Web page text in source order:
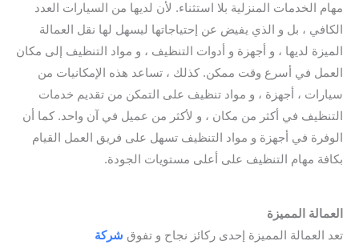
مهام الخدمات المنزلية بلا استثناء. لأن لديها من السيارات العدد
الكافي ، بل و الذي يفيض عن إحتياجاتها ليسهل لها نقل العمالة
الميزة لديها ، و أجهزة و أدوات التنظيف ، و مواد التنظيف إلى مكان
العمل في أسرع وقت ممكن. كذلك ، تساعد هذه الإمكانيات من
سيارات ، أجهزة ، و مواد تنظيف على التمكن من تقديم خدمات
التنظيف في أكثر من مكان ، و لأكثر من عميل في آن واحد. كما أن
الوفرة في أجهزة و مواد التنظيف تسهل على فريق العمل القيام
بكافة مهام التنظيف على أعلى مستويات الجودة.
العمالة المميزة
تعد العمالة المميزة إحدى ركائز نجاح و تفوق شركة